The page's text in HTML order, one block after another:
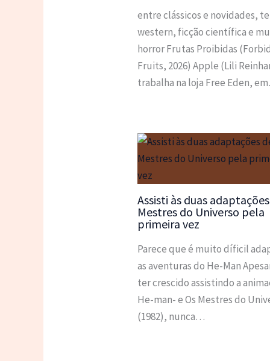
entre clássicos e novidades,
western, ficção científica e
horror Frutas Proibidas
Fruits, 2026) Apple (Lili
trabalha na loja Free Eden,
Assisti às duas
Mestres do Universo pela
primeira vez
Parece que é muito díficil
as aventuras do He-Man
ter crescido assistindo a
He-man- e Os Mestres do
(1982), nunca…